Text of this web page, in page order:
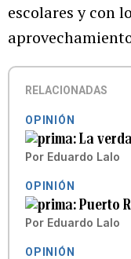
escolares y con
RELACIONADAS
OPINIÓN
La
Por Eduardo Lalo
OPINIÓN
Puerto
Por Eduardo Lalo
OPINIÓN